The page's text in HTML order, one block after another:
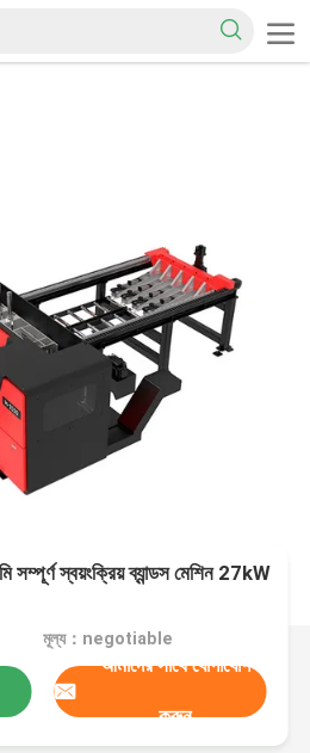
সম্পূর্ণ স্বয়ংক্রিয় ব্যান্ডস মেশিন 27kW
মূল্য：negotiable
আমাদের সাথে যোগাযোগ
করুন